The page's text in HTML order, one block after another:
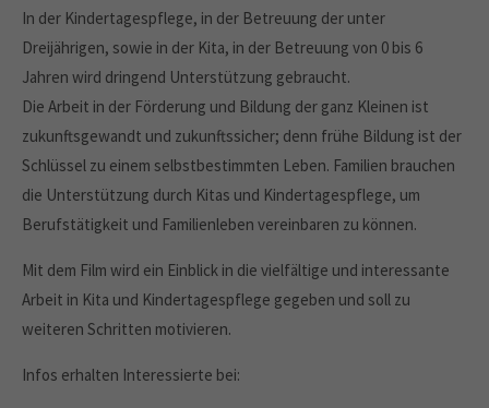
Aenean commodo ligula eget dolor. Aenean massa. Cum
sociis natoque penatibus et magnis dis parturient montes,
nascetur ridiculus mus. Donec quam felis, ultricies nec.
In der Kindertagespflege, in der Betreuung der unter
Dreijährigen, sowie in der Kita, in der Betreuung von 0 bis 6
Jahren wird dringend Unterstützung gebraucht.
Die Arbeit in der Förderung und Bildung der ganz Kleinen ist
zukunftsgewandt und zukunftssicher; denn frühe Bildung ist der
Schlüssel zu einem selbstbestimmten Leben. Familien brauchen
die Unterstützung durch Kitas und Kindertagespflege, um
Berufstätigkeit und Familienleben vereinbaren zu können.
Mit dem Film wird ein Einblick in die vielfältige und interessante
Arbeit in Kita und Kindertagespflege gegeben und soll zu
weiteren Schritten motivieren.
Infos erhalten Interessierte bei: